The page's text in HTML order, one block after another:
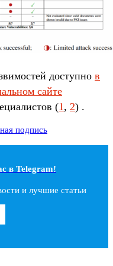
доступно в
сайте
(1 , 2) .
подпись
в Telegram!
и лучшие статьи